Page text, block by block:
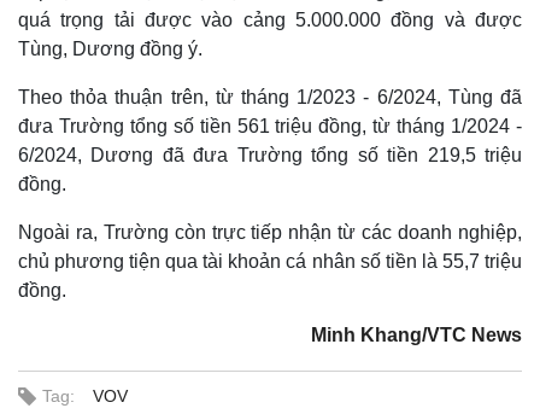
Quan sát
Cuộc sống đó đây
Multimedia
Video
quá trọng tải được vào cảng 5.000.000 đồng và được
Tùng, Dương đồng ý.
Theo thỏa thuận trên, từ tháng 1/2023 - 6/2024, Tùng đã
đưa Trường tổng số tiền 561 triệu đồng, từ tháng 1/2024 -
6/2024, Dương đã đưa Trường tổng số tiền 219,5 triệu
đồng.
Ngoài ra, Trường còn trực tiếp nhận từ các doanh nghiệp,
chủ phương tiện qua tài khoản cá nhân số tiền là 55,7 triệu
đồng.
Minh Khang/VTC News
Tag: VOV